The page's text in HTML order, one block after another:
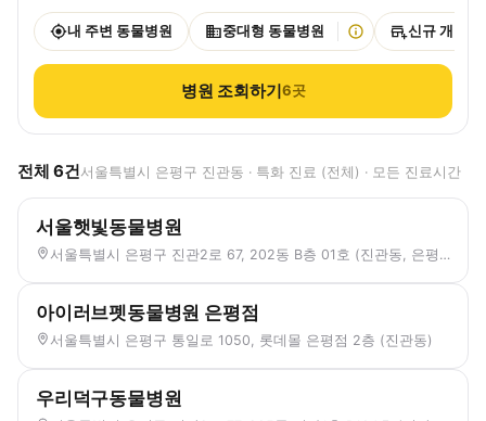
내 주변 동물병원 중대형 동물병원 신규 개원
병원 조회하기6곳
전체 6건서울특별시 은평구 진관동 · 특화 진료 (전체) · 모든 진료시간
서울햇빛동물병원
서울특별시 은평구 진관2로 67, 202동 B층 01호 (진관동, 은평뉴타운우물골아파트)
아이러브펫동물병원 은평점
서울특별시 은평구 통일로 1050, 롯데몰 은평점 2층 (진관동)
우리덕구동물병원